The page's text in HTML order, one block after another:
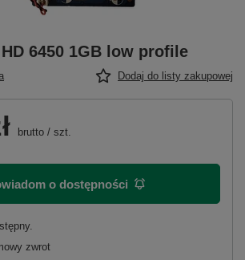
6450 1GB low profile
Dodaj do listy zakupowej
brutto / szt.
o dostępności
zwrot